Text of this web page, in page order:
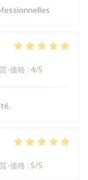
-価格 : 4/5
-価格 : 5/5